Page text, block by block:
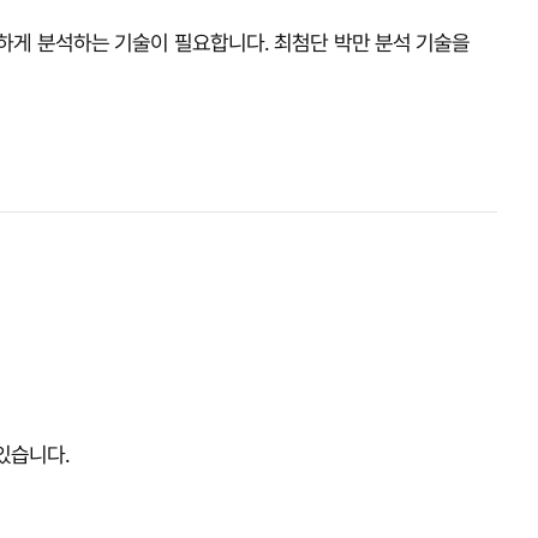
분석하는 기술이 필요합니다. 최첨단 박만 분석 기술을
습니다.